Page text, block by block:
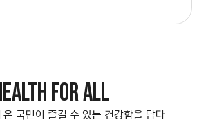
FOR ALL
국민이 즐길 수 있는 건강함을 담다